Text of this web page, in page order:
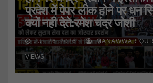
प्रदेश में पेपर लीक होने पर धन
क्यों नही देते:रमेश चंद्र जोशी
JUL 26, 2026 MANAWWAR
VIEWS